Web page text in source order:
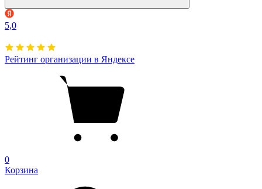
5,0
Рейтинг организации в Яндексе
0
Корзина